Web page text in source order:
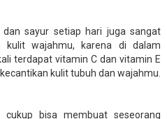
dan sayur setiap hari juga sangat
kulit wajahmu, karena di dalam
terdapat vitamin C dan vitamin E
kulit tubuh dan wajahmu.
bisa membuat seseorang